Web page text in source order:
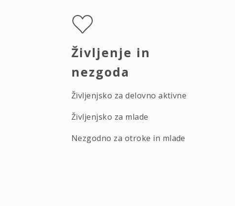
Življenje in
nezgoda
Življenjsko za delovno aktivne
Življenjsko za mlade
Nezgodno za otroke in mlade